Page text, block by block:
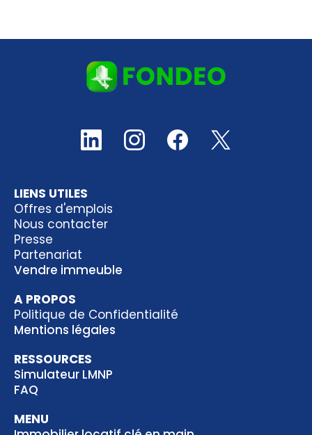
LIENS UTILES
Offres d'emplois
Nous contacter
Presse
Partenariat
Vendre immeuble
A PROPOS
Politique de Confidentialité
Mentions légales
RESSOURCES
Simulateur LMNP
FAQ
MENU